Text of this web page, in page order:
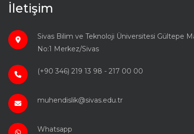
İletişim
Sivas Bilim ve Teknoloji Üniversitesi Gültepe
No:1 Merkez/Sivas
(+90 346) 219 13 98 - 217 00 00
muhendislik@sivas.edu.tr
Whatsapp